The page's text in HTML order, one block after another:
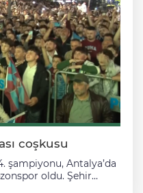
coşkusu
şampiyonu, Antalya’da
oldu. Şehir